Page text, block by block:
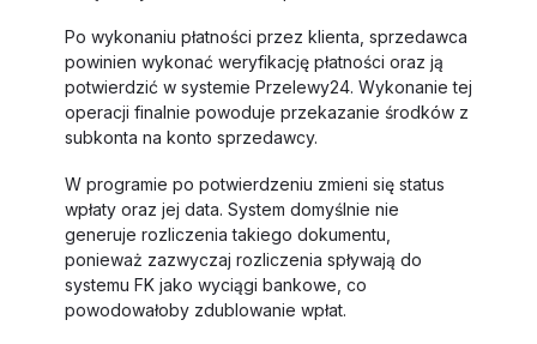
Po wykonaniu płatności przez klienta, sprzedawca
powinien wykonać weryfikację płatności oraz ją
potwierdzić w systemie Przelewy24. Wykonanie tej
operacji finalnie powoduje przekazanie środków z
subkonta na konto sprzedawcy.
W programie po potwierdzeniu zmieni się status
wpłaty oraz jej data. System domyślnie nie
generuje rozliczenia takiego dokumentu,
ponieważ zazwyczaj rozliczenia spływają do
systemu FK jako wyciągi bankowe, co
powodowałoby zdublowanie wpłat.